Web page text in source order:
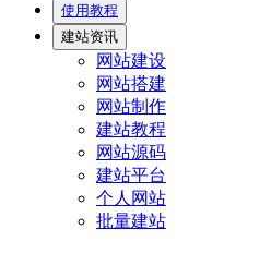
使用教程
建站资讯
网站建设
网站搭建
网站制作
建站教程
网站源码
建站平台
个人网站
批量建站